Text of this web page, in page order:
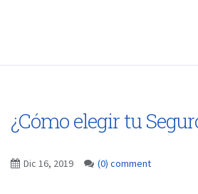
¿Cómo elegir tu
Dic 16, 2019 (0) comment